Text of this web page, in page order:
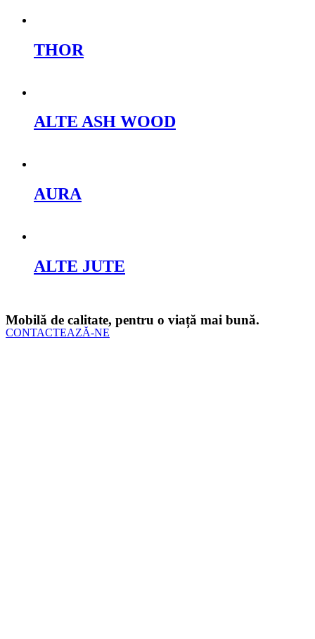
THOR
ALTE ASH WOOD
AURA
ALTE JUTE
Mobilă de calitate, pentru o viață mai bună.
CONTACTEAZĂ-NE